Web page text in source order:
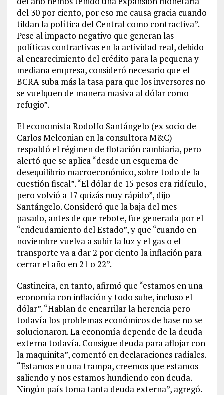
del 30 por ciento, por eso me causa gracia cuando
tildan la política del Central como contractiva”.
Pese al impacto negativo que generan las
políticas contractivas en la actividad real, debido
al encarecimiento del crédito para la pequeña y
mediana empresa, consideró necesario que el
BCRA suba más la tasa para que los inversores no
se vuelquen de manera masiva al dólar como
refugio”.
El economista Rodolfo Santángelo (ex socio de
Carlos Melconian en la consultora M&C)
respaldó el régimen de flotación cambiaria, pero
alertó que se aplica “desde un esquema de
desequilibrio macroeconómico, sobre todo de la
cuestión fiscal”. “El dólar de 15 pesos era ridículo,
pero volvió a 17 quizás muy rápido”, dijo
Santángelo. Consideró que la baja del mes
pasado, antes de que rebote, fue generada por el
“endeudamiento del Estado”, y que “cuando en
noviembre vuelva a subir la luz y el gas o el
transporte va a dar 2 por ciento la inflación para
cerrar el año en 21 o 22”.
Castiñeira, en tanto, afirmó que “estamos en una
economía con inflación y todo sube, incluso el
dólar”. “Hablan de encarrilar la herencia pero
todavía los problemas económicos de base no se
solucionaron. La economía depende de la deuda
externa todavía. Consigue deuda para aflojar con
la maquinita”, comentó en declaraciones radiales.
“Estamos en una trampa, creemos que estamos
saliendo y nos estamos hundiendo con deuda.
Ningún país toma tanta deuda externa”, agregó.